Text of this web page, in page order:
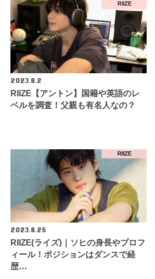
RIIZE
2023.8.2
RIIZE【アントン】国籍や英語のレ
ベルを調査！父親も有名人なの？
RIIZE
2023.8.25
RIIZE(ライズ)｜ソヒの身長やプロフ
ィール！ポジションはダンスで経
歴…